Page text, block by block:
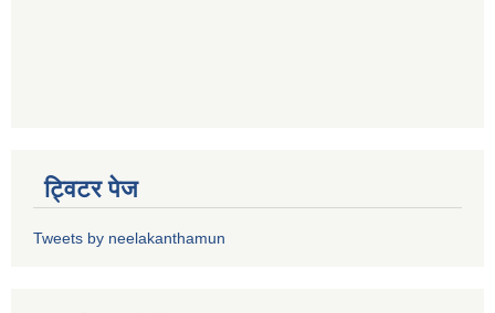
ट्विटर पेज
Tweets by neelakanthamun